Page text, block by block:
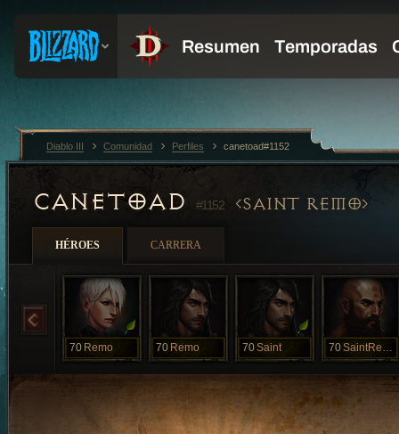
CANETOAD #1152 SAINT REMO
HÉROES CARRERA
70 Remo 70 Remo 70Saint 70 SaintRemo
Diablo III Comunidad Perfiles canetoad#1152